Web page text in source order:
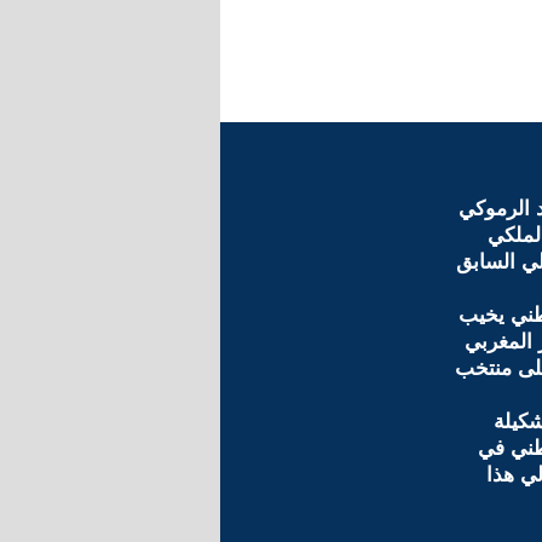
الرموكي
السابق
يخيب
المغربي
منتخب
في
هذا